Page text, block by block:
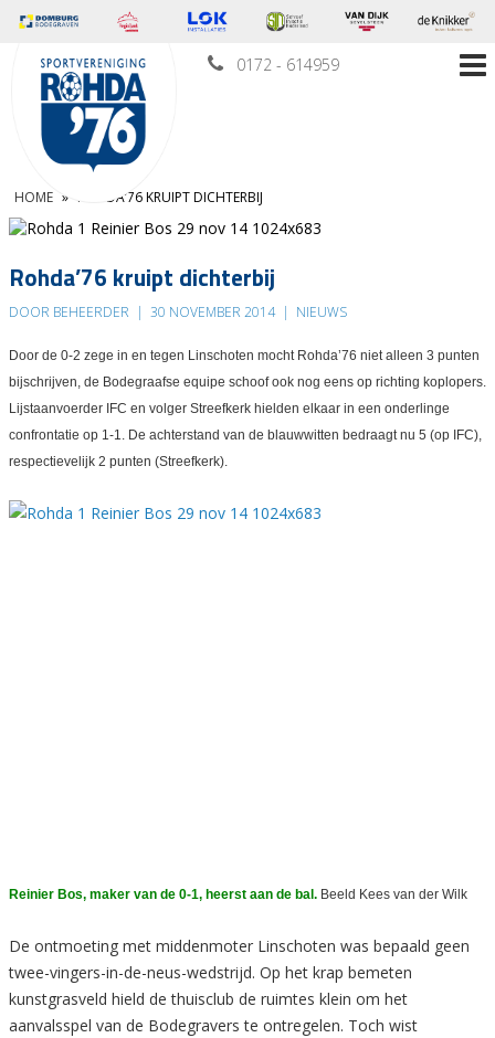
0172 - 614959
HOME » ROHDA’76 KRUIPT DICHTERBIJ
Rohda’76 kruipt dichterbij
DOOR BEHEERDER | 30 NOVEMBER 2014 | NIEUWS
Door de 0-2 zege in en tegen Linschoten mocht Rohda’76 niet alleen 3 punten
bijschrijven, de Bodegraafse equipe schoof ook nog eens op richting koplopers.
Lijstaanvoerder IFC en volger Streefkerk hielden elkaar in een onderlinge
confrontatie op 1-1. De achterstand van de blauwwitten bedraagt nu 5 (op IFC),
respectievelijk 2 punten (Streefkerk).
Reinier Bos, maker van de 0-1, heerst aan de bal. Beeld Kees van der Wilk
De ontmoeting met middenmoter Linschoten was bepaald geen
twee-vingers-in-de-neus-wedstrijd. Op het krap bemeten
kunstgrasveld hield de thuisclub de ruimtes klein om het
aanvalsspel van de Bodegravers te ontregelen. Toch wist